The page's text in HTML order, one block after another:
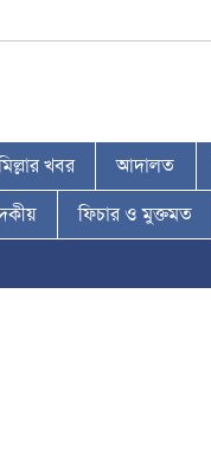
খবর আদালত
ফিচার ও মুক্তমত